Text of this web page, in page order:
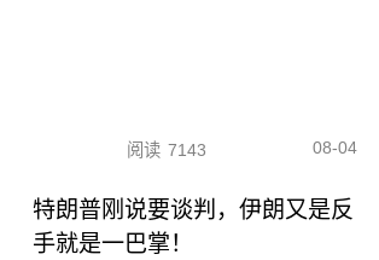
阅读 7143 08-04
特朗普刚说要谈判，伊朗又是反
手就是一巴掌！